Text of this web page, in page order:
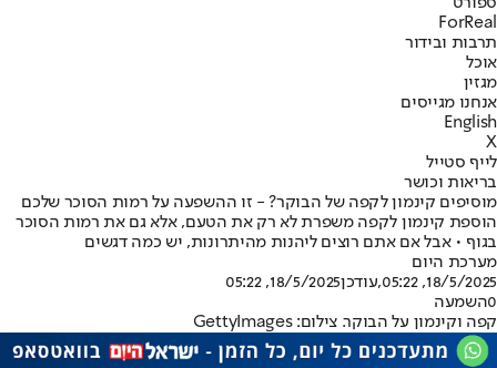
ForReal
תרבות ובידור
אוכל
מגזין
אנחנו מגייסים
English
X
לייף סטייל
בריאות וכושר
מוסיפים קינמון לקפה של הבוקר? - זו ההשפעה על רמות הסוכר שלכם
הוספת קינמון לקפה משפרת לא רק את הטעם, אלא גם את רמות הסוכר
בגוף • אבל אם אתם רוצים ליהנות מהיתרונות, יש כמה דגשים
מערכת היום
18/5/2025, 05:22
,עודכן18/5/2025, 05:22
0השמעה
קפה וקינמון על הבוקר. צילום: GettyImages